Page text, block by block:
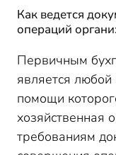
Как ведется
операций
Первичным
является
помощи
хозяйственная
требованиям